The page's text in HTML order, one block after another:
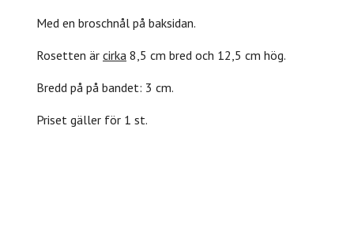
Med en broschnål på baksidan.
Rosetten är cirka 8,5 cm bred och 12,5 cm hög.
Bredd på på bandet: 3 cm.
Priset gäller för 1 st.